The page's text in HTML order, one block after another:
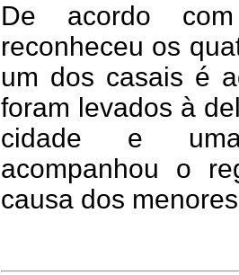
De acordo
reconheceu os
um dos casais é
foram levados à
cidade e
acompanhou o
causa dos